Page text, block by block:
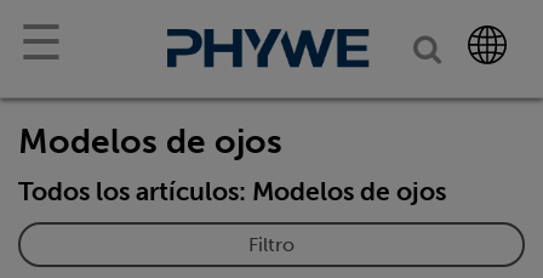
☰
Modelos de ojos
Todos los artículos: Modelos de ojos
Filtro